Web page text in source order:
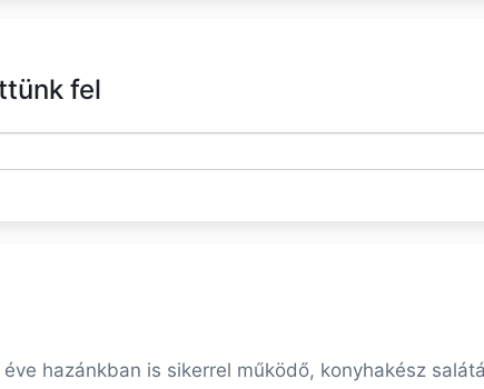
fel
hazánkban is sikerrel működő, konyhakész